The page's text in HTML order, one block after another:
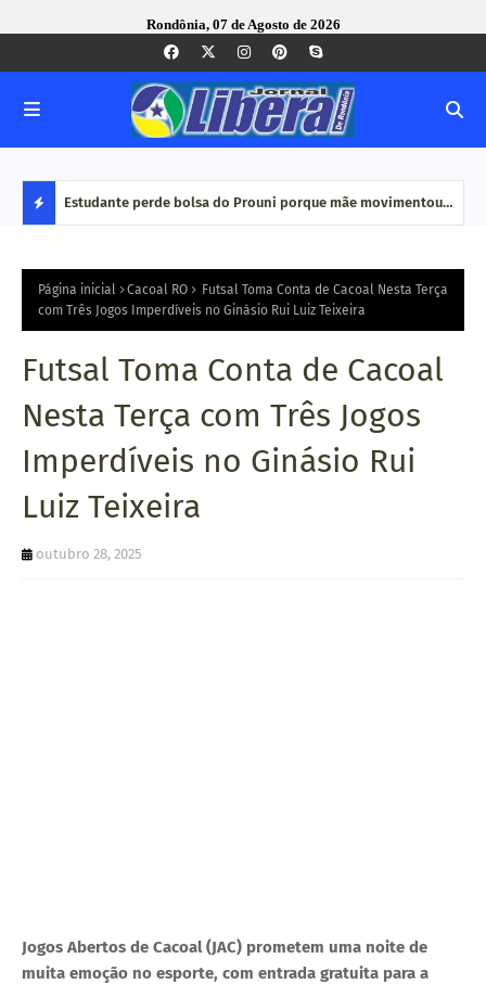
Rondônia, 07 de Agosto de 2026
S
T
A
Q
E
Estudante perde bolsa do Prouni porque mãe movimentou
renda', diz
Página inicial Cacoal RO
Futsal Toma Conta de Cacoal Nesta Terça
com Três Jogos Imperdíveis no Ginásio Rui Luiz Teixeira
Futsal Toma Conta de Cacoal
Nesta Terça com Três Jogos
Imperdíveis no Ginásio Rui
Luiz Teixeira
outubro 28, 2025
Jogos Abertos de Cacoal (JAC) prometem uma noite de
muita emoção no esporte, com entrada gratuita para a